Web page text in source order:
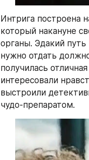
Интрига построена
который накануне
органы. Эдакий
нужно отдать
получилась
интересовали
выстроили
чудо-препаратом.